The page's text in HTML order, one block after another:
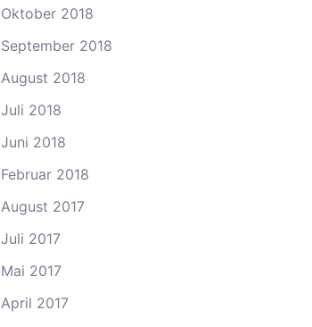
Oktober 2018
September 2018
August 2018
Juli 2018
Juni 2018
Februar 2018
August 2017
Juli 2017
Mai 2017
April 2017